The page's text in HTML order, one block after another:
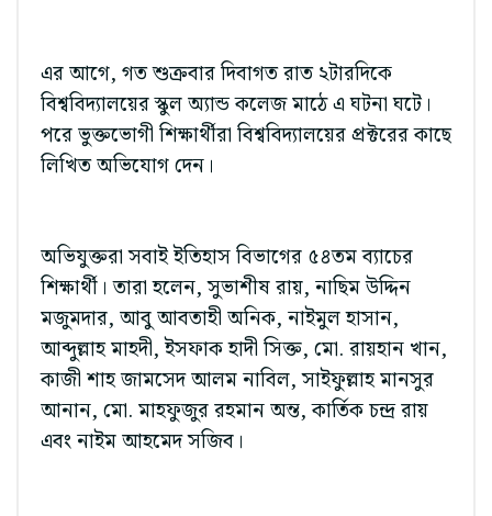
এর আগে, গত শুক্রবার দিবাগত রাত ২টারদিকে
বিশ্ববিদ্যালয়ের স্কুল অ্যান্ড কলেজ মাঠে এ ঘটনা ঘটে।
পরে ভুক্তভোগী শিক্ষার্থীরা বিশ্ববিদ্যালয়ের প্রক্টরের কাছে
লিখিত অভিযোগ দেন।
অভিযুক্তরা সবাই ইতিহাস বিভাগের ৫৪তম ব্যাচের
শিক্ষার্থী। তারা হলেন, সুভাশীষ রায়, নাছিম উদ্দিন
মজুমদার, আবু আবতাহী অনিক, নাইমুল হাসান,
আব্দুল্লাহ মাহদী, ইসফাক হাদী সিক্ত, মো. রায়হান খান,
কাজী শাহ জামসেদ আলম নাবিল, সাইফুল্লাহ মানসুর
আনান, মো. মাহফুজুর রহমান অন্ত, কার্তিক চন্দ্র রায়
এবং নাইম আহমেদ সজিব।